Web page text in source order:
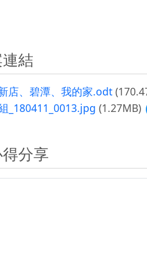
結
店、碧潭、我的家.odt
_180411_0013.jpg (1.27MB)
分享